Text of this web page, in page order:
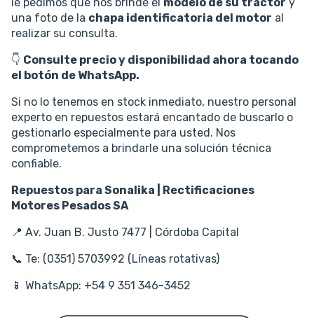
una foto de la chapa identificatoria del motor al
realizar su consulta.
👇 Consulte precio y disponibilidad ahora tocando
el botón de WhatsApp.
Si no lo tenemos en stock inmediato, nuestro personal
experto en repuestos estará encantado de buscarlo o
gestionarlo especialmente para usted. Nos
comprometemos a brindarle una solución técnica
confiable.
Repuestos para Sonalika | Rectificaciones
Motores Pesados SA
📍 Av. Juan B. Justo 7477 | Córdoba Capital
📞 Te: (0351) 5703992 (Líneas rotativas)
📱 WhatsApp: +54 9 351 346-3452